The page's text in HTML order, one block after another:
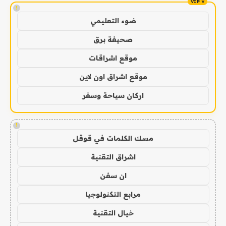
!
ضوء التعليمي
صحيفة برق
موقع اشراقات
موقع اشراق اون لاين
اركان سياحة وسفر
!
مسك الكلمات في قوقل
اشراق التقنية
ان سفن
مرابع التكنولوجيا
خيال التقنية